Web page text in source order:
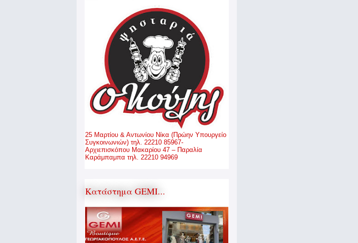
25 Μαρτίου & Αντωνίου Νίκα (Πρώην Υπουργείο
Συγκοινωνιών) τηλ. 22210 85967-
Αρχιεπισκόπου Μακαρίου 47 – Παραλία
Καράμπαμπα τηλ. 22210 94969
Κατάστημα GEMI...